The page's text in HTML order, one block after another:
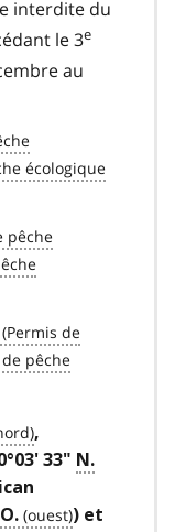
interdite du
le 3e
au
,
33" N.
O.
) et